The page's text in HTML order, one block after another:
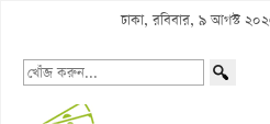
ঢাকা, রবিবার, ৯ আগস্ট